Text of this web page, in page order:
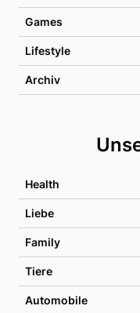
Games
Lifestyle
Archiv
Health
Liebe
Family
Tiere
Automobile